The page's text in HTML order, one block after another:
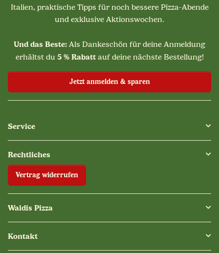
Italien, praktische Tipps für noch bessere Pizza-Abende
und exklusive Aktionswochen.
Und das Beste: Als Dankeschön für deine Anmeldung
erhältst du 5 % Rabattauf deine nächste Bestellung!
Jetzt anmelden & sparen
Service
Rechtliches
Vertrag widerrufen
Waldis Pizza
Kontakt